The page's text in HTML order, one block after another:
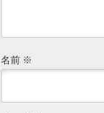
名前 ※